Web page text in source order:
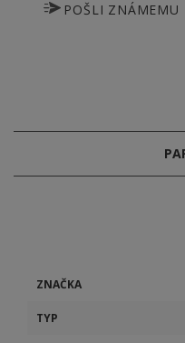
POŠLI ZNÁMEMU
ZNAČKA
TYP